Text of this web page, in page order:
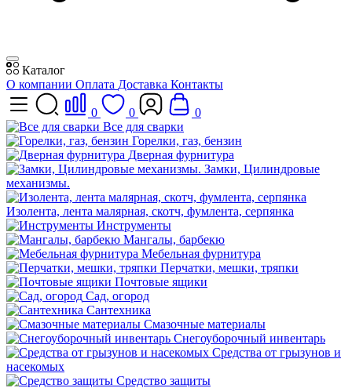
Каталог
О компании Оплата Доставка Контакты
0 0
0
Все для сварки
Горелки, газ, бензин
Дверная фурнитура
Замки, Цилиндровые
механизмы.
Изолента, лента малярная, скотч, фумлента, серпянка
Инструменты
Мангалы, барбекю
Мебельная фурнитура
Перчатки, мешки, тряпки
Почтовые ящики
Сад, огород
Сантехника
Смазочные материалы
Снегоуборочный инвентарь
Средства от грызунов и
насекомых
Средство защиты